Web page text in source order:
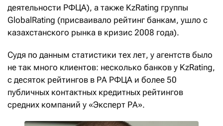
деятельности РФЦА), а также KzRating группы
GlobalRating (присваивало рейтинг банкам, ушло с
казахстанского рынка в кризис 2008 года).
Судя по данным статистики тех лет, у агентств было
не так много клиентов: несколько банков у KzRating,
с десяток рейтингов в РА РФЦА и более 50
публичных контактных кредитных рейтингов
средних компаний у «Эксперт РА».